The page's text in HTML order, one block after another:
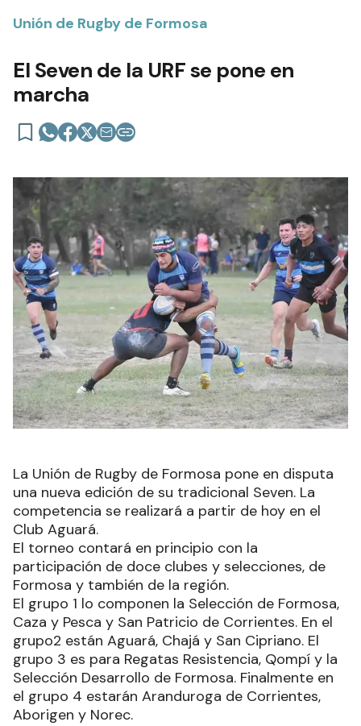
Unión de Rugby de Formosa
El Seven de la URF se pone en
marcha
La Unión de Rugby de Formosa pone en disputa
una nueva edición de su tradicional Seven. La
competencia se realizará a partir de hoy en el
Club Aguará.
El torneo contará en principio con la
participación de doce clubes y selecciones, de
Formosa y también de la región.
El grupo 1 lo componen la Selección de Formosa,
Caza y Pesca y San Patricio de Corrientes. En el
grupo2 están Aguará, Chajá y San Cipriano. El
grupo 3 es para Regatas Resistencia, Qompí y la
Selección Desarrollo de Formosa. Finalmente en
el grupo 4 estarán Aranduroga de Corrientes,
Aborigen y Norec.